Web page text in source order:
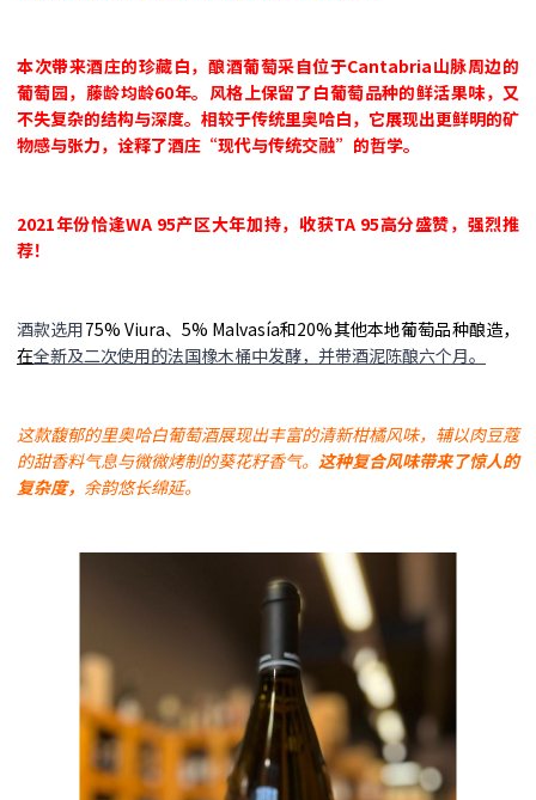
本次带来酒庄的珍藏白，酿酒葡萄采自位于Cantabria山脉周边的
葡萄园，藤龄均龄60年。风格上保留了白葡萄品种的鲜活果味，又
不失复杂的结构与深度。相较于传统里奥哈白，它展现出更鲜明的矿
物感与张力，诠释了酒庄“现代与传统交融”的哲学。
2021年份恰逢WA 95产区大年加持，收获TA 95高分盛赞，强烈推
荐！
酒款选用75% Viura、5% Malvasía和20%其他本地葡萄品种酿造，
在全新及二次使用的法国橡木桶中发酵，并带酒泥陈酿六个月。
这款馥郁的里奥哈白葡萄酒展现出丰富的清新柑橘风味，辅以肉豆蔻
的甜香料气息与微微烤制的葵花籽香气。 这种复合风味带来了惊人的
复杂度， 余韵悠长绵延。